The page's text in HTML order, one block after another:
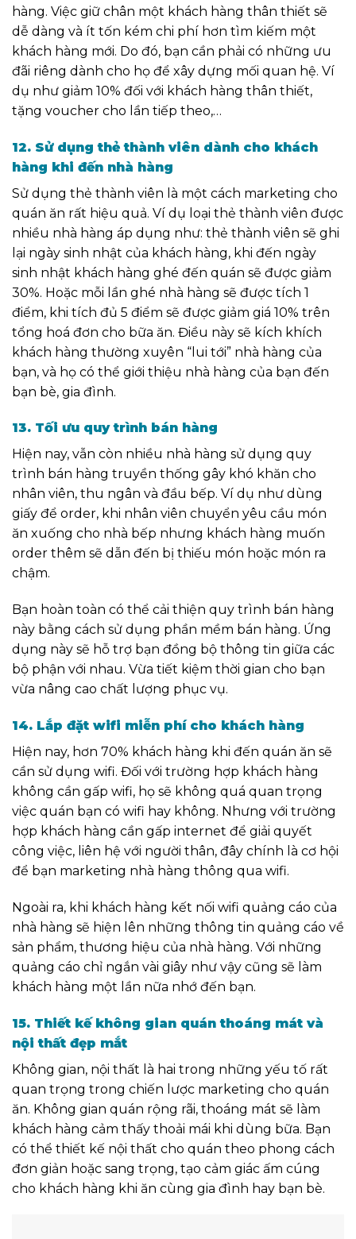
hàng. Việc giữ chân một khách hàng thân thiết sẽ
dễ dàng và ít tốn kém chi phí hơn tìm kiếm một
khách hàng mới. Do đó, bạn cần phải có những ưu
đãi riêng dành cho họ để xây dựng mối quan hệ. Ví
dụ như giảm 10% đối với khách hàng thân thiết,
tặng voucher cho lần tiếp theo,…
12. Sử dụng thẻ thành viên dành cho khách
hàng khi đến nhà hàng
Sử dụng thẻ thành viên là một cách marketing cho
quán ăn rất hiệu quả. Ví dụ loại thẻ thành viên được
nhiều nhà hàng áp dụng như: thẻ thành viên sẽ ghi
lại ngày sinh nhật của khách hàng, khi đến ngày
sinh nhật khách hàng ghé đến quán sẽ được giảm
30%. Hoặc mỗi lần ghé nhà hàng sẽ được tích 1
điểm, khi tích đủ 5 điểm sẽ được giảm giá 10% trên
tổng hoá đơn cho bữa ăn. Điều này sẽ kích khích
khách hàng thường xuyên “lui tới” nhà hàng của
bạn, và họ có thể giới thiệu nhà hàng của bạn đến
bạn bè, gia đình.
13. Tối ưu quy trình bán hàng
Hiện nay, vẫn còn nhiều nhà hàng sử dụng quy
trình bán hàng truyền thống gây khó khăn cho
nhân viên, thu ngân và đầu bếp. Ví dụ như dùng
giấy để order, khi nhân viên chuyển yêu cầu món
ăn xuống cho nhà bếp nhưng khách hàng muốn
order thêm sẽ dẫn đến bị thiếu món hoặc món ra
chậm.
Bạn hoàn toàn có thể cải thiện quy trình bán hàng
này bằng cách sử dụng phần mềm bán hàng. Ứng
dụng này sẽ hỗ trợ bạn đồng bộ thông tin giữa các
bộ phận với nhau. Vừa tiết kiệm thời gian cho bạn
vừa nâng cao chất lượng phục vụ.
14. Lắp đặt wifi miễn phí cho khách hàng
Hiện nay, hơn 70% khách hàng khi đến quán ăn sẽ
cần sử dụng wifi. Đối với trường hợp khách hàng
không cần gấp wifi, họ sẽ không quá quan trọng
việc quán bạn có wifi hay không. Nhưng với trường
hợp khách hàng cần gấp internet để giải quyết
công việc, liên hệ với người thân, đây chính là cơ hội
để bạn marketing nhà hàng thông qua wifi.
Ngoài ra, khi khách hàng kết nối wifi quảng cáo của
nhà hàng sẽ hiện lên những thông tin quảng cáo về
sản phẩm, thương hiệu của nhà hàng. Với những
quảng cáo chỉ ngắn vài giây như vậy cũng sẽ làm
khách hàng một lần nữa nhớ đến bạn.
15. Thiết kế không gian quán thoáng mát và
nội thất đẹp mắt
Không gian, nội thất là hai trong những yếu tố rất
quan trọng trong chiến lược marketing cho quán
ăn. Không gian quán rộng rãi, thoáng mát sẽ làm
khách hàng cảm thấy thoải mái khi dùng bữa. Bạn
có thể thiết kế nội thất cho quán theo phong cách
đơn giản hoặc sang trọng, tạo cảm giác ấm cúng
cho khách hàng khi ăn cùng gia đình hay bạn bè.